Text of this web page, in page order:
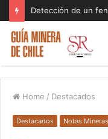
Home / Destacados
Destacados Notas Mineras